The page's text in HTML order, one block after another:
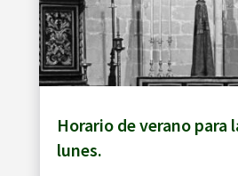
Horario de verano para
lunes.